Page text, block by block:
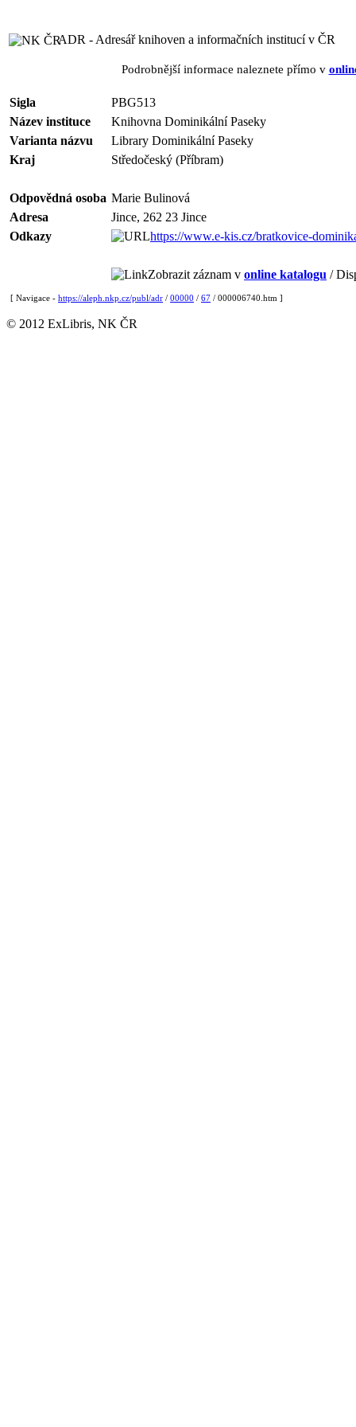
ADR - Adresář knihoven a informačních institucí v ČR
Podrobnější informace naleznete přímo v
Sigla
PBG513
Název instituce
Knihovna Dominikální Paseky
Varianta názvu
Library Dominikální Paseky
Kraj
Středočeský (Příbram)
Odpovědná osoba Marie Bulinová
Adresa
Jince, 262 23 Jince
Odkazy
https://www.e-kis.cz/bratkovice-
Zobrazit záznam v online katalogu /
[ Navigace - https://aleph.nkp.cz/publ/adr / 00000 / 67 / 000006740.htm ]
© 2012 ExLibris, NK ČR